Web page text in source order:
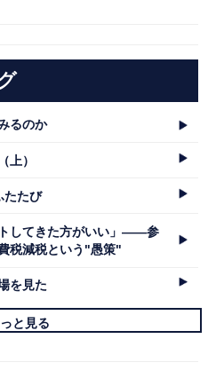
るのか
上）
たたび
トしてきた方がいい」――参
税減税という"愚策"
を見た
と見る